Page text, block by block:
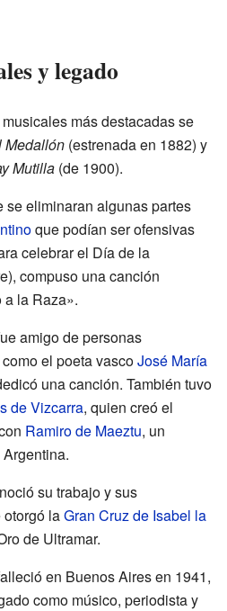
y legado
más destacadas se
Medallón (estrenada en 1882) y
Mutilla (de 1900).
se eliminaran algunas partes
que podían ser ofensivas
celebrar el Día de la
compuso una canción
la Raza».
amigo de personas
el poeta vascoJosé María
una canción. También tuvo
de Vizcarra, quien creó el
Ramiro de Maeztu, un
su trabajo y sus
laGran Cruz de Isabel la
de Ultramar.
en Buenos Aires en 1941,
como músico, periodista y